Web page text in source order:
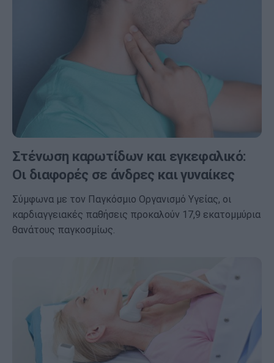
Στένωση καρωτίδων και εγκεφαλικό:
Οι διαφορές σε άνδρες και γυναίκες
Σύμφωνα με τον Παγκόσμιο Οργανισμό Υγείας, οι
καρδιαγγειακές παθήσεις προκαλούν 17,9 εκατομμύρια
θανάτους παγκοσμίως.